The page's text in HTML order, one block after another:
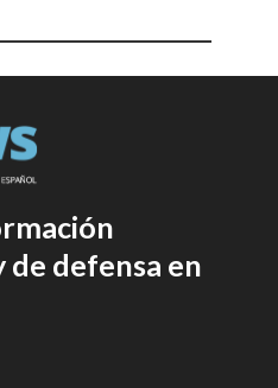
de defensa en